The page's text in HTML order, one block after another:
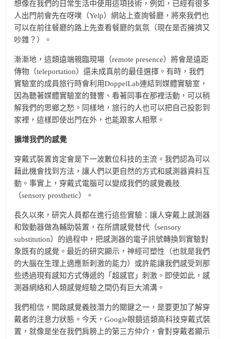
想像在我們的日常生活中使用這項技術，例如，已經有很多
人出門前會先在呀噗（Yelp）網站上查詢餐廳，將來我們也
可以在前往餐廳的路上先查看餐廳的氣氛（現在是否擁擠又
吵雜？）。
漸漸地，這類遠端親臨現場（remote presence）將會是遠距
傳物（teleportation）還未成真前的最佳選擇。有時，我們
實驗室的成員旅行時會利用DoppelLab連結到媒體實驗室，
因為聽著媒體實驗室的聲響、看著同事在那裡活動，可以稍
解我們的思鄉之愁。同樣地，旅行的人也可以把自己投影到
家裡，這樣即使出門在外，也能跟家人相聚。
擴增我們的感覺
穿戴式裝置肯定會是下一波數位科技的主流。我們認為可以
藉此機會找到方法，讓人們以更自然的方式和感測器資料互
動。事實上，穿戴式電腦可以變成我們的感覺義肢
（sensory prosthetic）。
長久以來，研究人員都在進行這些實驗：讓人穿戴上感測器
和致動器做為輔助裝置，在所謂感覺替代（sensory
substitution）的過程中，把感測器的電子訊號轉換到實驗對
象既有的感覺。最近的研究顯示，神經可塑性（也就是我們
的大腦在生理上適應新刺激的能力）或許能讓我們感受到那
些透過現有感知方式傳遞的「超感官」刺激。即使如此，感
測器網絡和人類感覺經驗之間仍有巨大鴻溝。
我們相信，開啟感覺義肢潛力的關鍵之一，是要更加了解穿
戴者的注意力狀態。今天，Google眼鏡這類高科技穿戴式裝
置，就像是坐在我們肩膀上的第三方仲介，會對穿戴者顯示